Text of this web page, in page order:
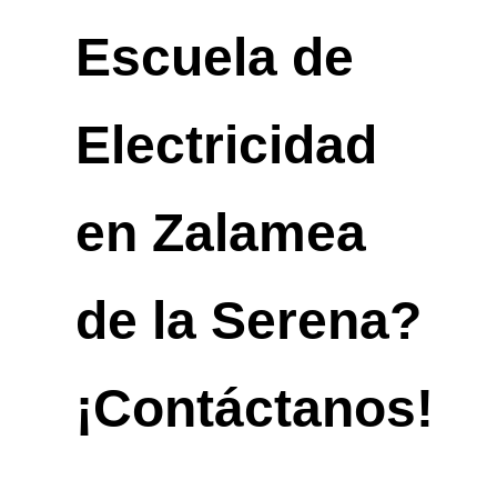
Escuela de
Electricidad
en Zalamea
de la Serena?
¡Contáctanos!